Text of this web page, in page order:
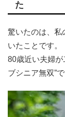
た
驚いたのは、私
いたことです。
80歳近い夫婦が
ブシニア無双”